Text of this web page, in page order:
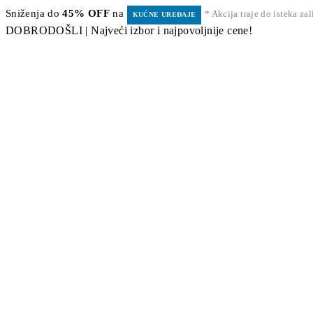
Sniženja do45% OFF na KUĆNE UREĐAJE * Akcija traje do isteka
DOBRODOŠLI | Najveći izbor i najpovoljnije cene!